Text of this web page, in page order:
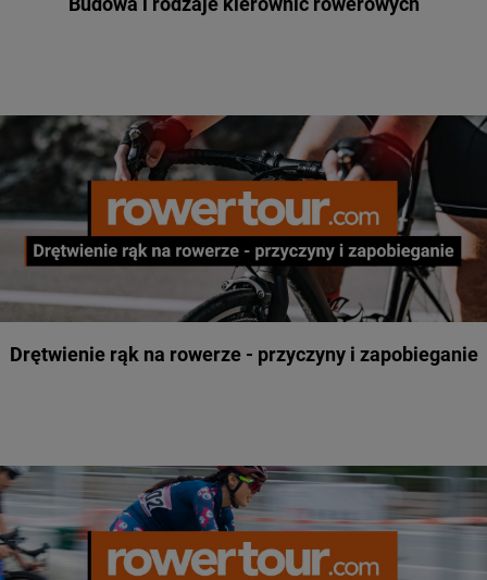
Drętwienie rąk na rowerze - przyczyny i zapobieganie